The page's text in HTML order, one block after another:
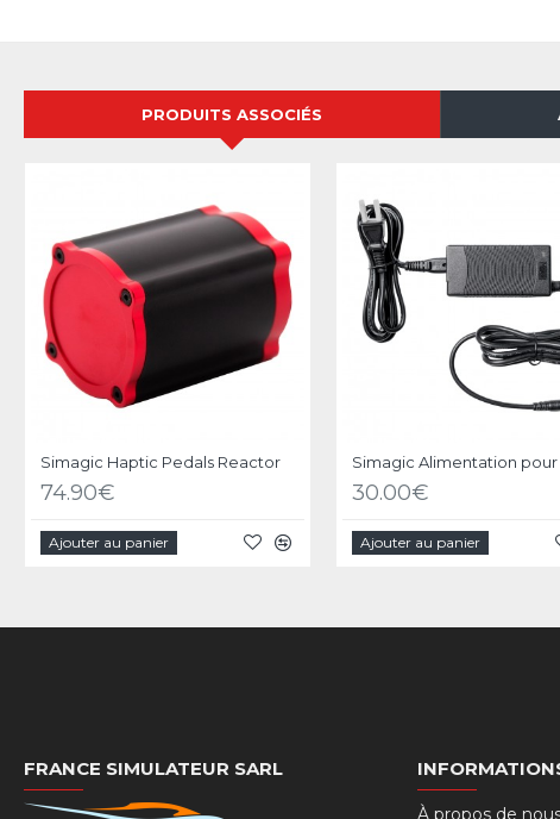
PRODUITS ASSOCIÉS
Simagic Haptic Pedals Reactor
74.90€
Ajouter au panier
30.00€
Ajouter au panier
FRANCE SIMULATEUR SARL
À propos de